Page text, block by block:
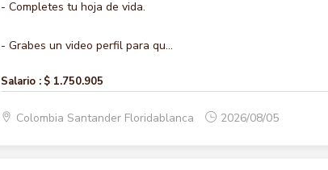
- Completes tu hoja de vida.
- Grabes un video perfil para qu...
Salario : $ 1.750.905
Colombia Santander Floridablanca 2026/08/05